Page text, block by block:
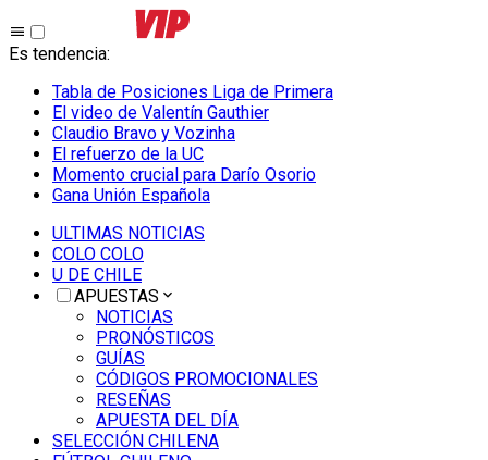
Es tendencia:
Tabla de Posiciones Liga de Primera
El video de Valentín Gauthier
Claudio Bravo y Vozinha
El refuerzo de la UC
Momento crucial para Darío Osorio
Gana Unión Española
ULTIMAS NOTICIAS
COLO COLO
U DE CHILE
APUESTAS
NOTICIAS
PRONÓSTICOS
GUÍAS
CÓDIGOS PROMOCIONALES
RESEÑAS
APUESTA DEL DÍA
SELECCIÓN CHILENA